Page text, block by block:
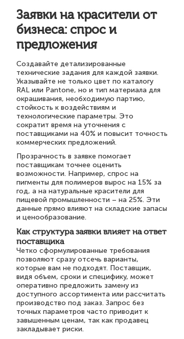
Заявки на красители от
бизнеса: спрос и
предложения
Создавайте детализированные
технические задания для каждой заявки.
Указывайте не только цвет по каталогу
RAL или Pantone, но и тип материала для
окрашивания, необходимую партию,
стойкость к воздействиям и
технологические параметры. Это
сократит время на уточнения с
поставщиками на 40% и повысит точность
коммерческих предложений.
Прозрачность в заявке помогает
поставщикам точнее оценить
возможности. Например, спрос на
пигменты для полимеров вырос на 15% за
год, а на натуральные красители для
пищевой промышленности – на 25%. Эти
данные прямо влияют на складские запасы
и ценообразование.
Как структура заявки влияет на ответ
поставщика
Четко сформулированные требования
позволяют сразу отсечь варианты,
которые вам не подходят. Поставщик,
видя объем, сроки и специфику, может
оперативно предложить замену из
доступного ассортимента или рассчитать
производство под заказ. Запрос без
точных параметров часто приводит к
завышенным ценам, так как продавец
закладывает риски.